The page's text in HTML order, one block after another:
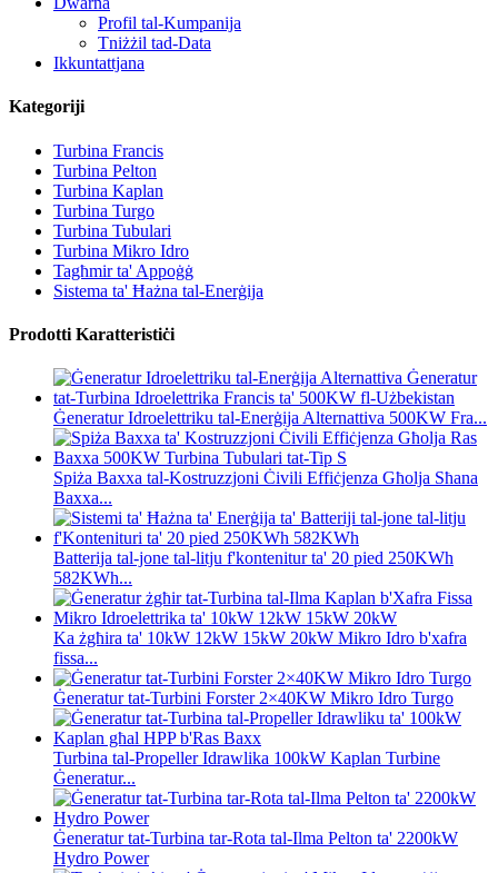
Profil tal-Kumpanija
Tniżżil tad-Data
Ikkuntattjana
Kategoriji
Turbina Francis
Turbina Pelton
Turbina Kaplan
Turbina Turgo
Turbina Tubulari
Turbina Mikro Idro
Tagħmir ta' Appoġġ
Sistema ta' Ħażna tal-Enerġija
Prodotti Karatteristiċi
Ġeneratur Idroelettriku tal-Enerġija Alternattiva 500KW Fra...
Spiża Baxxa tal-Kostruzzjoni Ċivili Effiċjenza Għolja Sħana
Baxxa...
Batterija tal-jone tal-litju f'kontenitur ta' 20 pied 250KWh
582KWh...
Ka żgħira ta' 10kW 12kW 15kW 20kW Mikro Idro b'xafra
fissa...
Ġeneratur tat-Turbini Forster 2×40KW Mikro Idro Turgo
Turbina tal-Propeller Idrawlika 100kW Kaplan Turbine
Ġeneratur...
Ġeneratur tat-Turbina tar-Rota tal-Ilma Pelton ta' 2200kW
Hydro Power